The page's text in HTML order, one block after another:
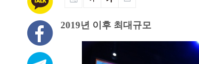
2019년 이후 최대규모